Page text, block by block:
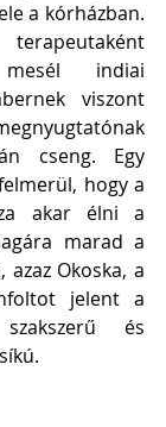
mesél indiai
viszont
cseng. Egy
hogy a
akar élni a
marad a
, azaz Okoska, a
jelent a
és